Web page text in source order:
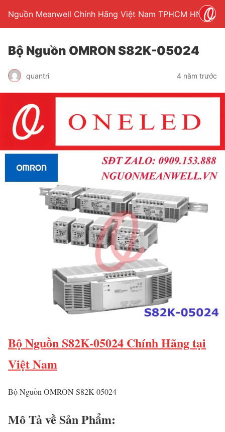
Nguồn Meanwell Chính Hãng Việt Nam TPHCM HN
Bộ Nguồn OMRON S82K-05024
quantri 4 năm trước
Bộ Nguồn S82K-05024 Chính Hãng tại
Việt Nam
Bộ Nguồn OMRON S82K-05024
Mô Tả về Sản Phẩm: